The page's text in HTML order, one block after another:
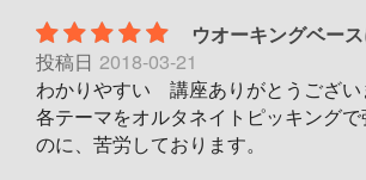
ウオーキングベー
投稿日 2018-03-21
わかりやすい 講座ありがとうござい
各テーマをオルタネイトピッキング
のに、苦労しております。